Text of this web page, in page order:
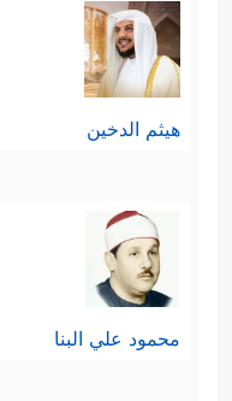
هيثم الدخين
محمود علي البنا